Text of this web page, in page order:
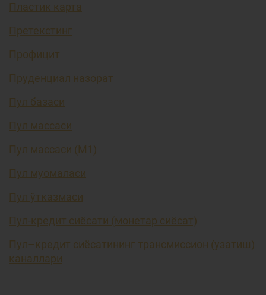
Пластик карта
Претекстинг
Профицит
Пруденциал назорат
Пул базаси
Пул массаси
Пул массаси (М1)
Пул муомаласи
Пул ўтказмаси
Пул-кредит сиёсати (монетар сиёсат)
Пул–кредит сиёсатининг трансмиссион (узатиш)
каналлари